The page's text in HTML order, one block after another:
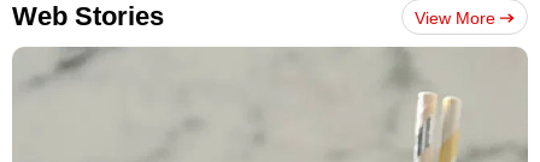
Web Stories View More